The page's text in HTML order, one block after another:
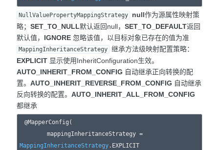
NullValuePropertyMappingStrategy null作为源属性映射策
略； SET_TO_NULL默认返回null， SET_TO_DEFAULT返回
默认值， IGNORE 忽略该值，以目标对象已存在的值为准
MappingInheritanceStrategy 继承方法级映射配置策略：
EXPLICIT 显示使用InheritConfiguration生效。
AUTO_INHERIT_FROM_CONFIG 自动继承正向转换的配
置。 AUTO_INHERIT_REVERSE_FROM_CONFIG 自动继承
反向转换的配置。 AUTO_INHERIT_ALL_FROM_CONFIG
都继承
@MapperConfig(
MappingInheritanceStrategy.EXPLICIT